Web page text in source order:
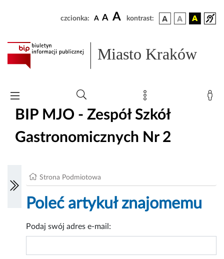
czcionka: A A A kontrast:
Miasto Kraków
BIP MJO - Zespół Szkół
Gastronomicznych Nr 2
Strona Podmiotowa
Poleć artykuł znajomemu
Podaj swój adres e-mail: